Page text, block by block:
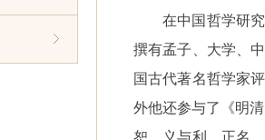
在中国哲学研
撰有孟子、大学、
国古代著名哲学家
外他还参与了《明